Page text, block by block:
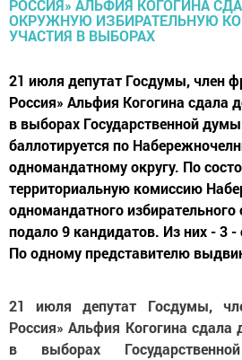
21 июля депутат Госдумы, член
Россия» Альфия Когогина сдала
в выборах Государственной
баллотируется по
одномандатному округу. По
территориальную комиссию
одномандатного
подало 9 кандидатов. Из них -
По одному представителю
21 июля депутат Госдумы,
Россия» Альфия Когогина сдала
в выборах